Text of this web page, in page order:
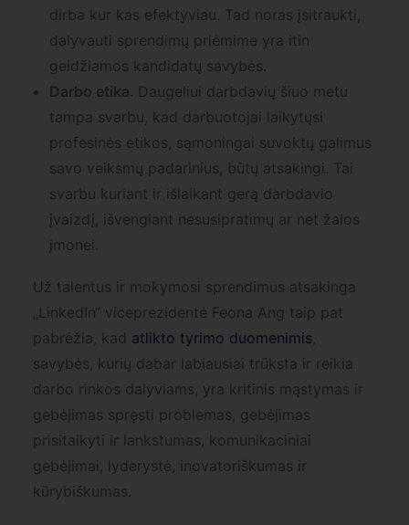
dirba kur kas efektyviau. Tad noras įsitraukti,
dalyvauti sprendimų priėmime yra itin
geidžiamos kandidatų savybės.
Darbo etika. Daugeliui darbdavių šiuo metu
tampa svarbu, kad darbuotojai laikytųsi
profesinės etikos, sąmoningai suvoktų galimus
savo veiksmų padarinius, būtų atsakingi. Tai
svarbu kuriant ir išlaikant gerą darbdavio
įvaizdį, išvengiant nesusipratimų ar net žalos
įmonei.
Už talentus ir mokymosi sprendimus atsakinga
„LinkedIn“ viceprezidentė Feona Ang taip pat
pabrėžia, kad atlikto tyrimo duomenimis,
savybės, kurių dabar labiausiai trūksta ir reikia
darbo rinkos dalyviams, yra kritinis mąstymas ir
gebėjimas spręsti problemas, gebėjimas
prisitaikyti ir lankstumas, komunikaciniai
gebėjimai, lyderystė, inovatoriškumas ir
kūrybiškumas.